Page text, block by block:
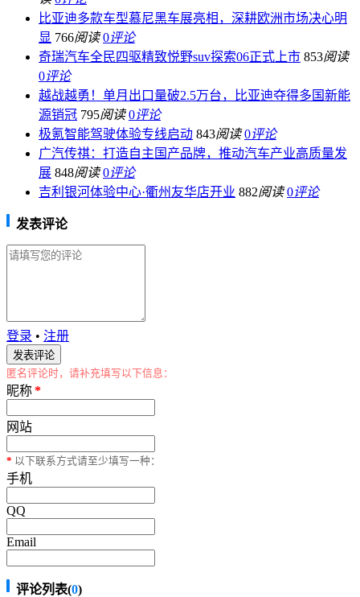
比亚迪多款车型慕尼黑车展亮相，深耕欧洲市场决心明
显 766阅读 0评论
奇瑞汽车全民四驱精致悦野suv探索06正式上市 853阅读
0评论
越战越勇！单月出口量破2.5万台，比亚迪夺得多国新能
源销冠 795阅读 0评论
极氪智能驾驶体验专线启动 843阅读 0评论
广汽传祺：打造自主国产品牌，推动汽车产业高质量发
展 848阅读 0评论
吉利银河体验中心·衢州友华店开业 882阅读 0评论
发表评论
登录 • 注册
匿名评论时，请补充填写以下信息：
昵称*
网站
* 以下联系方式请至少填写一种：
手机
QQ
Email
评论列表(0)